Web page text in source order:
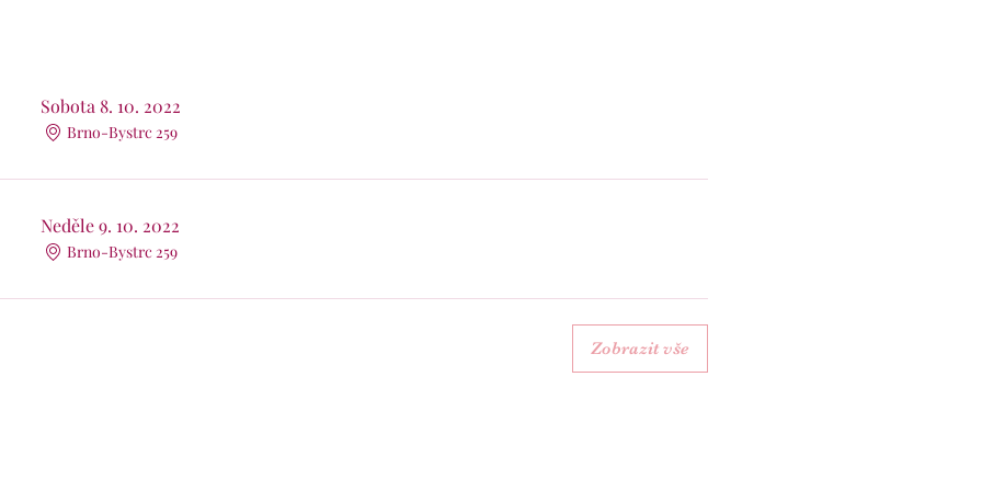
vlastním stanu bez hlášení.
Sobota 8. 10. 2022
Brno-Bystrc 259
Neděle 9. 10. 2022
Brno-Bystrc 259
Zobrazit vše